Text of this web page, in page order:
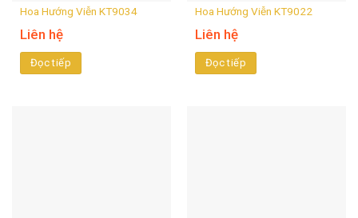
Hoa Hướng Viễn KT9034
Liên hệ
Đọc tiếp
Hoa Hướng Viễn KT9022
Liên hệ
Đọc tiếp